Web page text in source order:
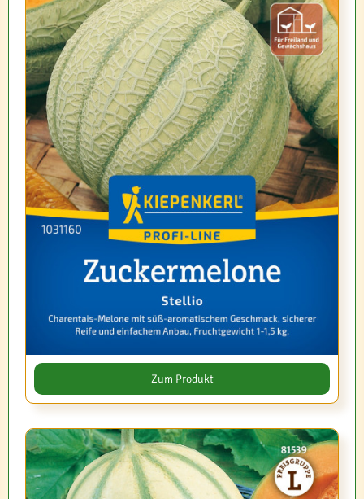
Zum Produkt